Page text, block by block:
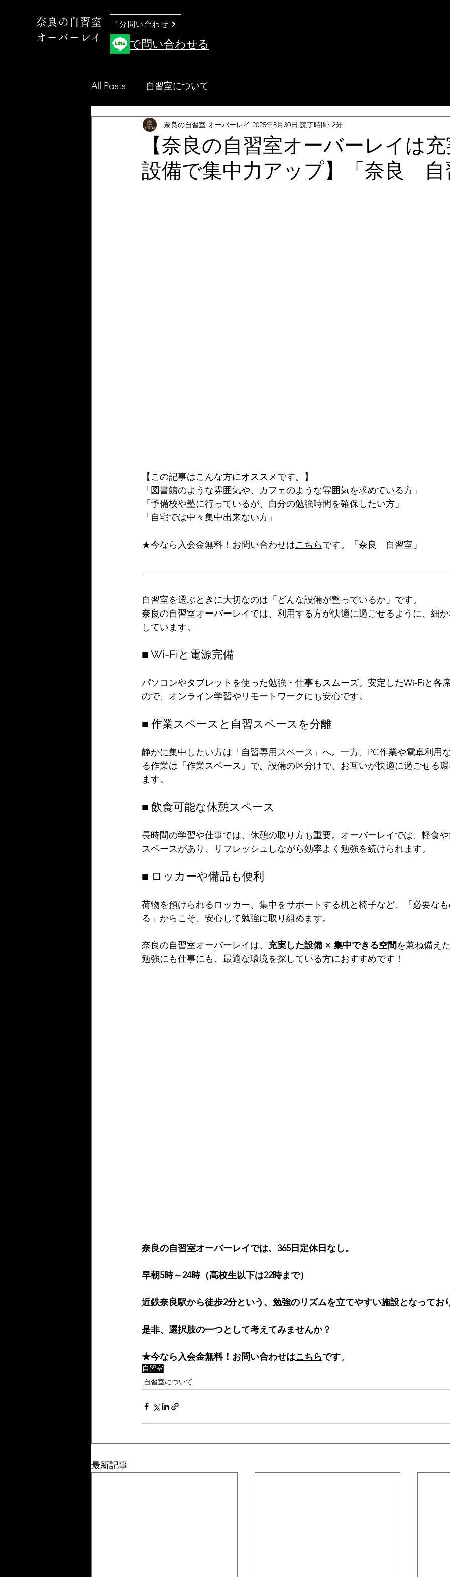
奈良の自習室
オーバーレイ
1分問い合わせ
で問い合わせる
All Posts 自習室について
【奈良の自習室オーバーレイは
設備で集中力アップ】「奈良 自
奈良の自習室 オーバーレイ 2025年8月30日 読了時間: 2分
【この記事はこんな方にオススメです。】
「図書館のような雰囲気や、カフェのような雰囲気を求めている方」
「予備校や塾に行っているが、自分の勉強時間を確保したい方」
「自宅では中々集中出来ない方」
★今なら入会金無料！お問い合わせはこちらです。「奈良　自習室」
自習室を選ぶときに大切なのは「どんな設備が整っているか」です。
奈良の自習室オーバーレイでは、利用する方が快適に過ごせるように、細
しています。
■ Wi-Fiと電源完備
パソコンやタブレットを使った勉強・仕事もスムーズ。安定したWi-Fiと各
ので、オンライン学習やリモートワークにも安心です。
■ 作業スペースと自習スペースを分離
静かに集中したい方は「自習専用スペース」へ。一方、PC作業や電卓利用
る作業は「作業スペース」で。設備の区分けで、お互いが快適に過ごせる
ます。
■ 飲食可能な休憩スペース
長時間の学習や仕事では、休憩の取り方も重要。オーバーレイでは、軽食
スペースがあり、リフレッシュしながら効率よく勉強を続けられます。
■ ロッカーや備品も便利
荷物を預けられるロッカー、集中をサポートする机と椅子など、「必要な
る」からこそ、安心して勉強に取り組めます。
奈良の自習室オーバーレイは、 充実した設備 × 集中できる空間を兼ね備え
勉強にも仕事にも、最適な環境を探している方におすすめです！
奈良の自習室オーバーレイでは、365日定休日なし。
早朝5時～24時（高校生以下は22時まで）
近鉄奈良駅から徒歩2分という、勉強のリズムを立てやすい施設となってお
是非、選択肢の一つとして考えてみませんか？
★今なら入会金無料！お問い合わせはこちらです。
自習室
自習室について
最新記事